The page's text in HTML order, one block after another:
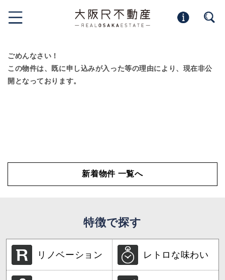
ごめんなさい！
この物件は、既に申し込みが入った等の理由により、現在非公
開となっております。
新着物件 一覧へ
特徴で探す
リノベーション レトロな味わい